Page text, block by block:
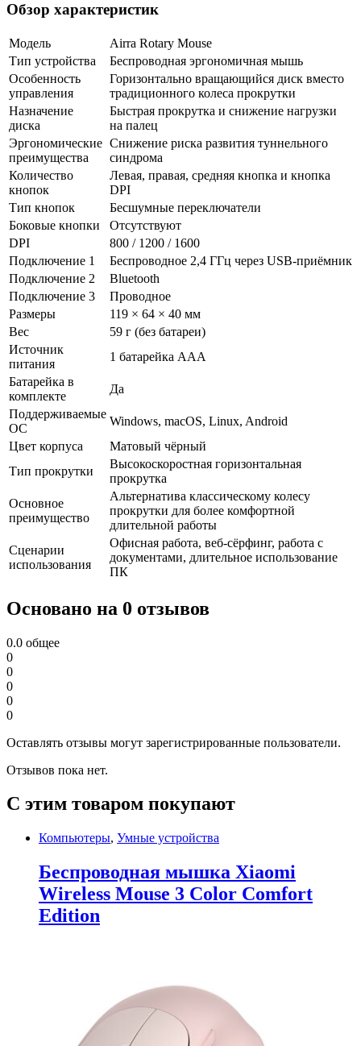
Обзор характеристик
Модель
Airra Rotary Mouse
Тип устройства
Беспроводная эргономичная мышь
Особенность
управления
Горизонтально вращающийся диск вместо
традиционного колеса прокрутки
Назначение
диска
Быстрая прокрутка и снижение нагрузки
на палец
Эргономические
преимущества
Снижение риска развития туннельного
синдрома
Количество
кнопок
Левая, правая, средняя кнопка и кнопка
DPI
Тип кнопок
Бесшумные переключатели
Боковые кнопки
Отсутствуют
DPI
800 / 1200 / 1600
Подключение 1
Беспроводное 2,4 ГГц через USB-приёмник
Подключение 2
Bluetooth
Подключение 3
Проводное
Размеры
119 × 64 × 40 мм
Вес
59 г (без батареи)
Источник
питания
1 батарейка AAA
Батарейка в
комплекте
Да
Поддерживаемые
ОС
Windows, macOS, Linux, Android
Цвет корпуса
Матовый чёрный
Тип прокрутки
Высокоскоростная горизонтальная
прокрутка
Основное
преимущество
Альтернатива классическому колесу
прокрутки для более комфортной
длительной работы
Сценарии
использования
Офисная работа, веб-сёрфинг, работа с
документами, длительное использование
ПК
Основано на 0 отзывов
0.0 общее
0
0
0
0
0
Оставлять отзывы могут зарегистрированные пользователи.
Отзывов пока нет.
С этим товаром покупают
Компьютеры, Умные устройства
Беспроводная мышка Xiaomi
Wireless Mouse 3 Color Comfort
Edition